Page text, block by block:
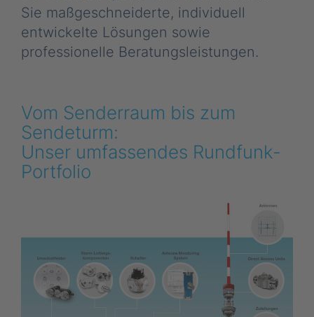
Sie maßgeschneiderte, individuell
entwickelte Lösungen sowie
professionelle Beratungsleistungen.
Vom Senderraum bis zum
Sendeturm:
Unser umfassendes Rundfunk-
Portfolio